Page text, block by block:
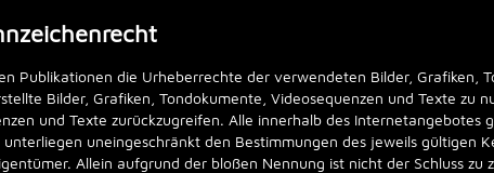
Publikationen die Urheberrechte der verwendeten Bilder, Grafiken,
Bilder, Grafiken, Tondokumente, Videosequenzen und Texte zu
und Texte zurückzugreifen. Alle innerhalb des
uneingeschränkt den Bestimmungen des jeweils gültigen
Allein aufgrund der bloßen Nennung ist nicht der Schluss zu